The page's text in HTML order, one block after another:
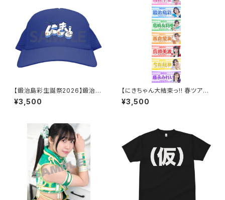
【鍛治島彩生誕祭2026】鍛治島
にきちゃん キャップ
¥3,500
【にきちゃん大結束っ!! 春ツアー
2026】にきちゃんタオル 2026v
er.
¥3,500